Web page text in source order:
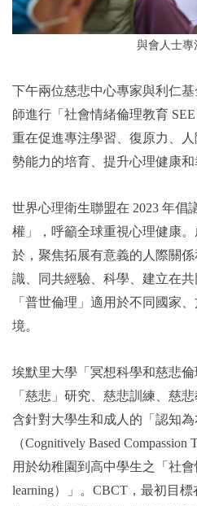
與會人士專
下午兩位慈悲中心專家與利仁
師進行「社會情緒倫理教育
重在促進專注學習、復原力、
勢能力的培育、提升心理健康和
世界心理衛生聯盟在 2023 年倡
權」，呼籲全球重視心理健康
於，聚焦拓展有意義的人際關
識、同共經驗、科學、建立在
「普世倫理」適用於不同國家
境。
埃默里大學「冥想科學和慈悲
「慈悲」研究、慈悲訓練、慈
含針對大學生和成人的「認知為
（Cognitively Based
用於幼稚園到高中學生之「社
learning）」。CBCT，最初目